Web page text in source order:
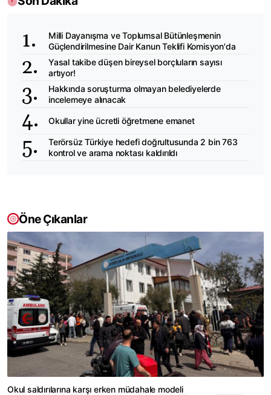
Milli Dayanışma ve Toplumsal Bütünleşmenin
Güçlendirilmesine Dair Kanun Teklifi Komisyon'da
Yasal takibe düşen bireysel borçluların sayısı
artıyor!
Hakkında soruşturma olmayan belediyelerde
incelemeye alınacak
Okullar yine ücretli öğretmene emanet
Terörsüz Türkiye hedefi doğrultusunda 2 bin 763
kontrol ve arama noktası kaldırıldı
Öne Çıkanlar
Okul saldırılarına karşı erken müdahale modeli